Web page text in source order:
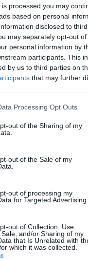
processed you may
based on personal
disclosed to
may separately opt-out
personal information by
participants. This
by us to third parties on
that may further
Processing Opt Outs
out of the Sharing of my
out of the Sale of my
out of processing my
for Targeted Advertising.
out of Collection, Use,
and/or Sharing of my
that Is Unrelated with
which it was collected.
non verrà mostrata ai visitatori.
dell'autore e non
rimane autonoma e
giornalistici, ma post inviati
pubblicati senza filtro
link a siti esterni verranno
DI RESCALDINA